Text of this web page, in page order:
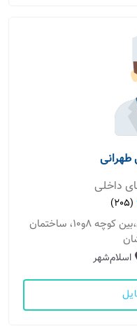
طهرانی
داخلی
(205)
مطب: اسلام‌شهر - خیابان زرافشان،بین کوچه 8و10، ساختمان
اسلام‌شهر